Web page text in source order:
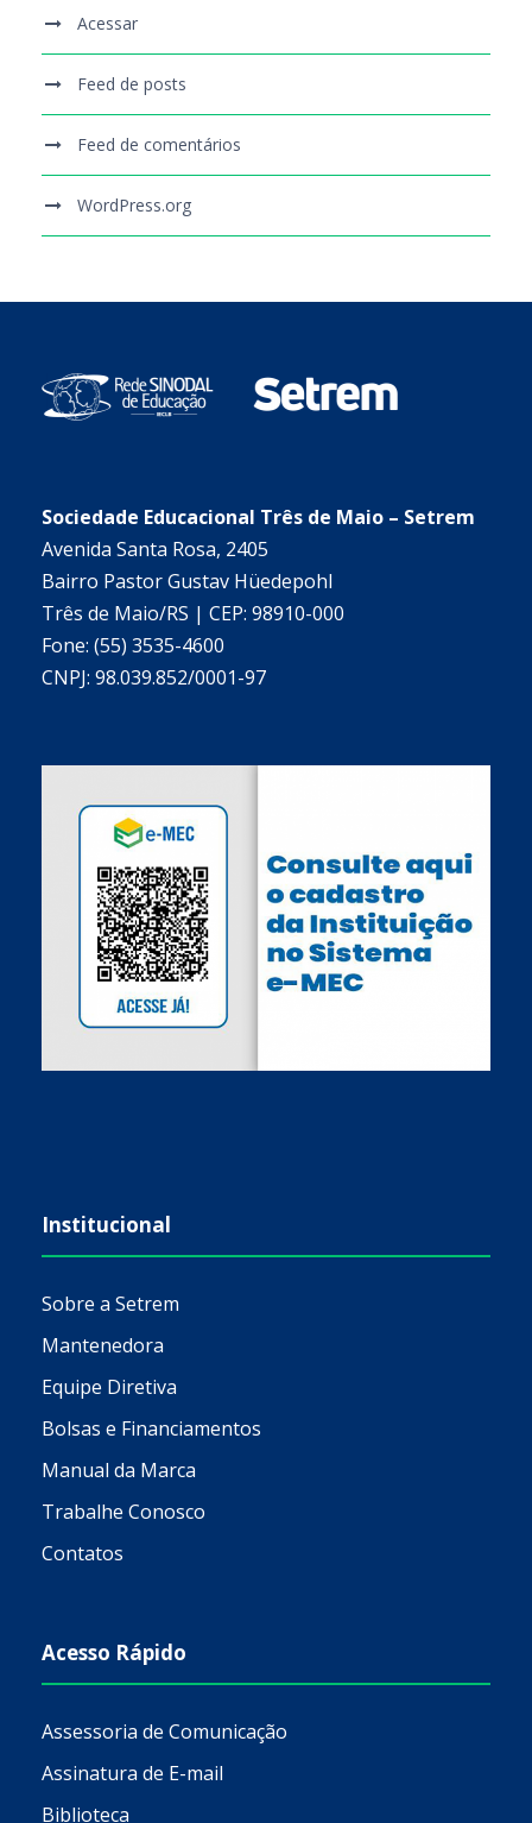
Acessar
Feed de posts
Feed de comentários
WordPress.org
Sociedade Educacional Três de Maio – Setrem
Avenida Santa Rosa, 2405
Bairro Pastor Gustav Hüedepohl
Três de Maio/RS | CEP: 98910-000
Fone: (55) 3535-4600
CNPJ: 98.039.852/0001-97
Institucional
Sobre a Setrem
Mantenedora
Equipe Diretiva
Bolsas e Financiamentos
Manual da Marca
Trabalhe Conosco
Contatos
Acesso Rápido
Assessoria de Comunicação
Assinatura de E-mail
Biblioteca